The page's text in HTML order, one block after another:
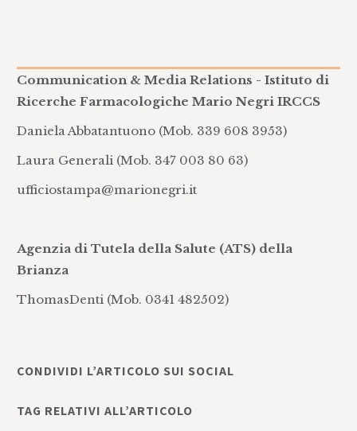
Communication & Media Relations - Istituto di
Ricerche Farmacologiche Mario Negri IRCCS
Daniela Abbatantuono (Mob. 339 608 3953)
Laura Generali (Mob. 347 003 80 63)
ufficiostampa@marionegri.it
Agenzia di Tutela della Salute (ATS) della
Brianza
ThomasDenti (Mob. 0341 482502)
CONDIVIDI L’ARTICOLO SUI SOCIAL
TAG RELATIVI ALL’ARTICOLO